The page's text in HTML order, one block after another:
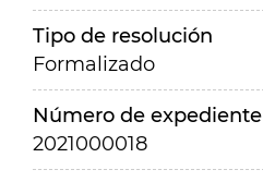
Tipo de resolución
Formalizado
Número de expediente
2021000018